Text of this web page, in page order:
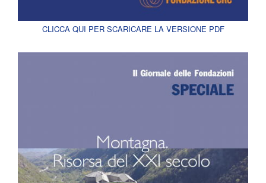
CLICCA QUI PER SCARICARE LA VERSIONE PDF